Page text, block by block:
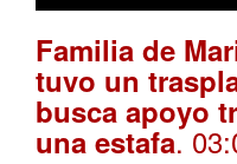
Familia de
tuvo un
busca apoyo
una estafa.